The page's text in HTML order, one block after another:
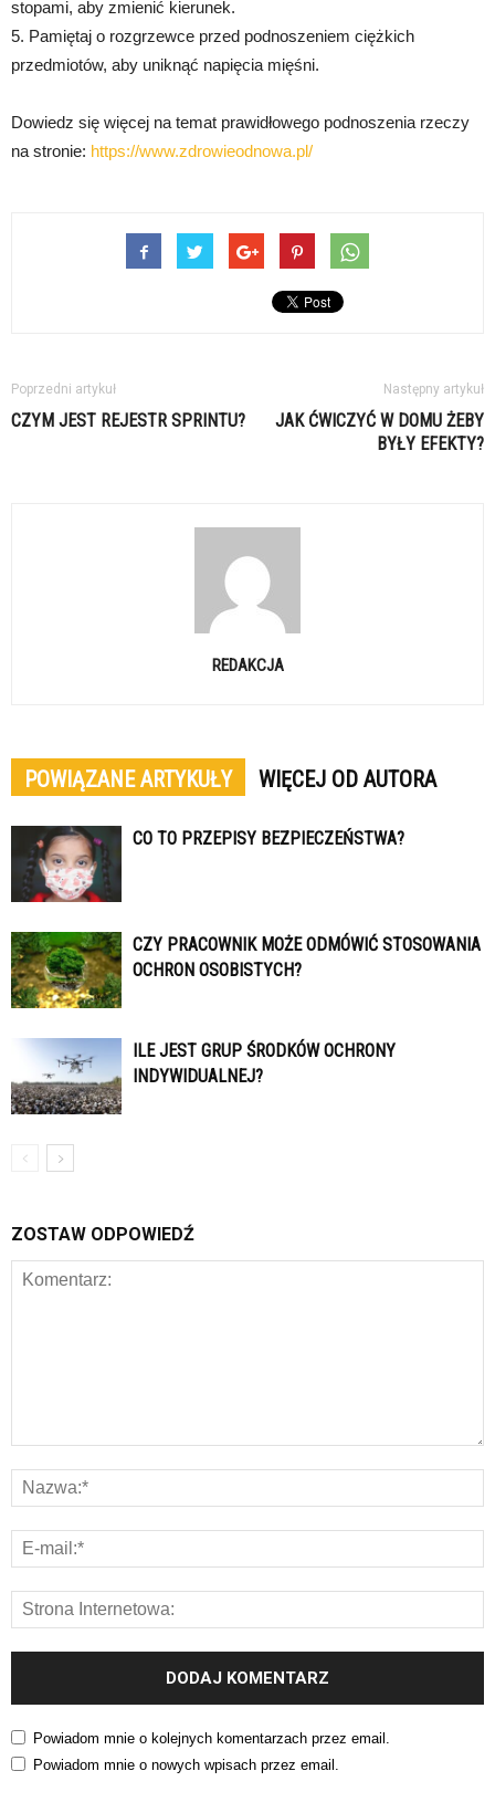
stopami, aby zmienić kierunek.
5. Pamiętaj o rozgrzewce przed podnoszeniem ciężkich
przedmiotów, aby uniknąć napięcia mięśni.
Dowiedz się więcej na temat prawidłowego podnoszenia rzeczy
na stronie: https://www.zdrowieodnowa.pl/
Poprzedni artykuł
CZYM JEST REJESTR SPRINTU?
Następny artykuł
JAK ĆWICZYĆ W DOMU ŻEBY
BYŁY EFEKTY?
REDAKCJA
POWIĄZANE ARTYKUŁY WIĘCEJ OD AUTORA
CO TO PRZEPISY BEZPIECZEŃSTWA?
CZY PRACOWNIK MOŻE ODMÓWIĆ STOSOWANIA
OCHRON OSOBISTYCH?
ILE JEST GRUP ŚRODKÓW OCHRONY
INDYWIDUALNEJ?
ZOSTAW ODPOWIEDŹ
Powiadom mnie o kolejnych komentarzach przez email.
Powiadom mnie o nowych wpisach przez email.